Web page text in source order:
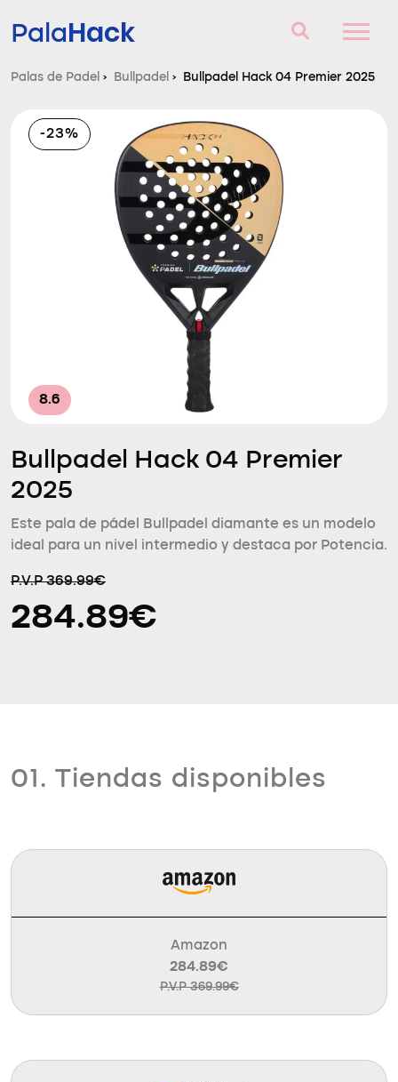
PalaHack
Consultorio
Comparador
Palas de Padel › Bullpadel › Bullpadel Hack 04 Premier 2025
-23%
8.6
Bullpadel Hack 04 Premier
2025
Este pala de pádel Bullpadel diamante es un modelo
ideal para un nivel intermedio y destaca por Potencia.
P.V.P 369.99€
284.89€
01. Tiendas disponibles
Amazon
284.89€
P.V.P 369.99€